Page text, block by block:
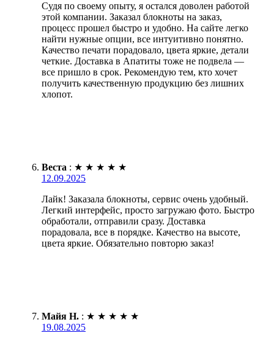
Судя по своему опыту, я остался доволен работой
этой компании. Заказал блокноты на заказ,
процесс прошел быстро и удобно. На сайте легко
найти нужные опции, все интуитивно понятно.
Качество печати порадовало, цвета яркие, детали
четкие. Доставка в Апатиты тоже не подвела —
все пришло в срок. Рекомендую тем, кто хочет
получить качественную продукцию без лишних
хлопот.
Веста : ★ ★ ★ ★ ★
12.09.2025
Лайк! Заказала блокноты, сервис очень удобный.
Легкий интерфейс, просто загружаю фото. Быстро
обработали, отправили сразу. Доставка
порадовала, все в порядке. Качество на высоте,
цвета яркие. Обязательно повторю заказ!
Майя Н. : ★ ★ ★ ★ ★
19.08.2025